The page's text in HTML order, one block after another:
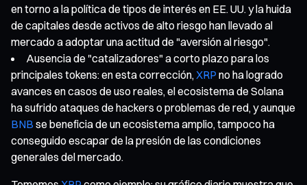
en torno a la política de tipos de interés en EE. UU. y la huida
de capitales desde activos de alto riesgo han llevado al
mercado a adoptar una actitud de "aversión al riesgo".
Ausencia de "catalizadores" a corto plazo para los
principales tokens: en esta corrección, XRP no ha logrado
avances en casos de uso reales, el ecosistema de Solana
ha sufrido ataques de hackers o problemas de red, y aunque
BNB se beneficia de un ecosistema amplio, tampoco ha
conseguido escapar de la presión de las condiciones
generales del mercado.